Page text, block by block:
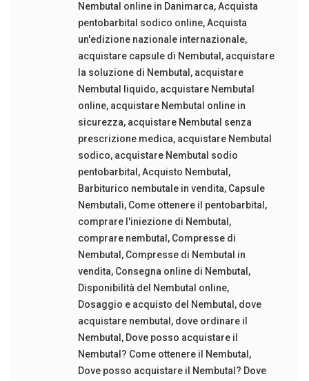
Nembutal online in Danimarca,Acquista
pentobarbital sodico online,Acquista
un'edizione nazionale internazionale,
acquistare capsule di Nembutal , acquistare
la soluzione di Nembutal , acquistare
Nembutal liquido, acquistare Nembutal
online, acquistare Nembutal online in
sicurezza, acquistare Nembutal senza
prescrizione medica, acquistare Nembutal
sodico, acquistare Nembutal sodio
pentobarbital ,Acquisto Nembutal ,
Barbiturico nembutale in vendita, Capsule
Nembutali, Come ottenere il pentobarbital ,
comprare l'iniezione di Nembutal ,
comprare nembutal , Compresse di
Nembutal , Compresse di Nembutal in
vendita, Consegna online di Nembutal ,
Disponibilità del Nembutal online,
Dosaggio e acquisto del Nembutal , dove
acquistare nembutal , dove ordinare il
Nembutal , Dove posso acquistare il
Nembutal? Come ottenere il Nembutal ,
Dove posso acquistare il Nembutal? Dove